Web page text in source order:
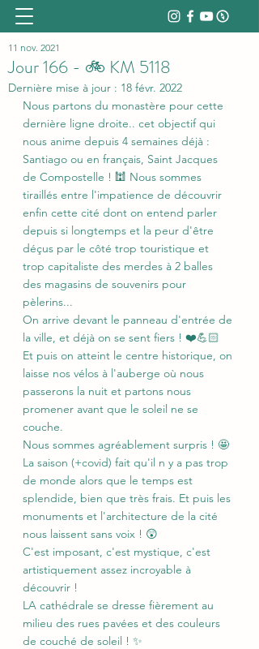
Jour 166 - 🚲 KM 5118
11 nov. 2021
Dernière mise à jour : 18 févr. 2022
Nous partons du monastère pour cette
dernière ligne droite.. cet objectif qui
nous anime depuis 4 semaines déjà :
Santiago ou en français, Saint Jacques
de Compostelle ! 🕍 Nous sommes
tiraillés entre l'impatience de découvrir
enfin cette cité dont on entend parler
depuis si longtemps et la peur d'être
déçus par le côté trop touristique et
trop capitaliste des merdes à 2 balles
des magasins de souvenirs pour
pèlerins...
On arrive devant le panneau d'entrée de
la ville, et déjà on se sent fiers ! ❤️💪🏻
Et puis on atteint le centre historique, on
laisse nos vélos à l'auberge où nous
passerons la nuit et partons nous
promener avant que le soleil ne se
couche.
Nous sommes agréablement surpris ! 🤩
La saison (+covid) fait qu'il n y a pas trop
de monde alors que le temps est
splendide, bien que très frais. Et puis les
monuments et l'architecture de la cité
nous laissent sans voix ! 😲
C'est imposant, c'est mystique, c'est
artistiquement assez incroyable à
découvrir !
LA cathédrale se dresse fièrement au
milieu des rues pavées et des couleurs
de couché de soleil ! ✨